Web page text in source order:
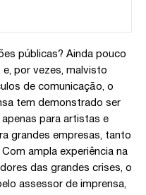
públicas? Ainda pouco
por vezes, malvisto
de comunicação, o
tem demonstrado ser
para artistas e
grandes empresas, tanto
ampla experiência na
das grandes crises, o
assessor de imprensa,